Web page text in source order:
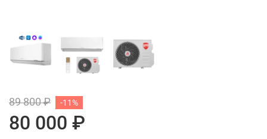
89 800 ₽
80 000 ₽
-11%